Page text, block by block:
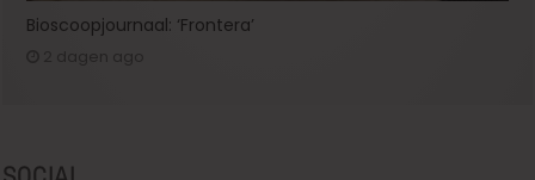
Bioscoopjournaal: ‘Frontera’